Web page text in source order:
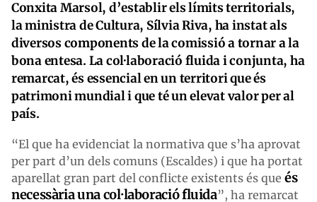
Conxita Marsol, d’establir els límits territorials,
la ministra de Cultura, Sílvia Riva, ha instat als
diversos components de la comissió a tornar a la
bona entesa. La col·laboració fluida i conjunta, ha
remarcat, és essencial en un territori que és
patrimoni mundial i que té un elevat valor per al
país.
“El que ha evidenciat la normativa que s’ha aprovat
per part d’un dels comuns (Escaldes) i que ha portat
aparellat gran part del conflicte existents és que és
necessària una col·laboració fluida”, ha remarcat